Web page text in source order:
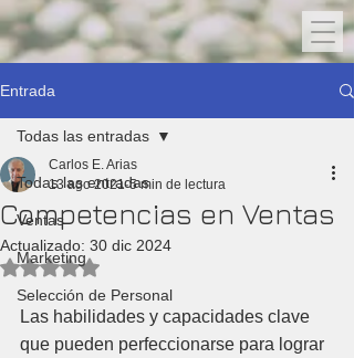
Entrada
Todas las entradas
Ventas
Marketing
Selección de Personal
Todas las entradas
Competencias en Ventas
Carlos E. Arias
13 ago 2021 5 min de lectura
Actualizado: 30 dic 2024
Obtuvo NaN de 5 estrellas.
Las habilidades y capacidades clave
que pueden perfeccionarse para lograr